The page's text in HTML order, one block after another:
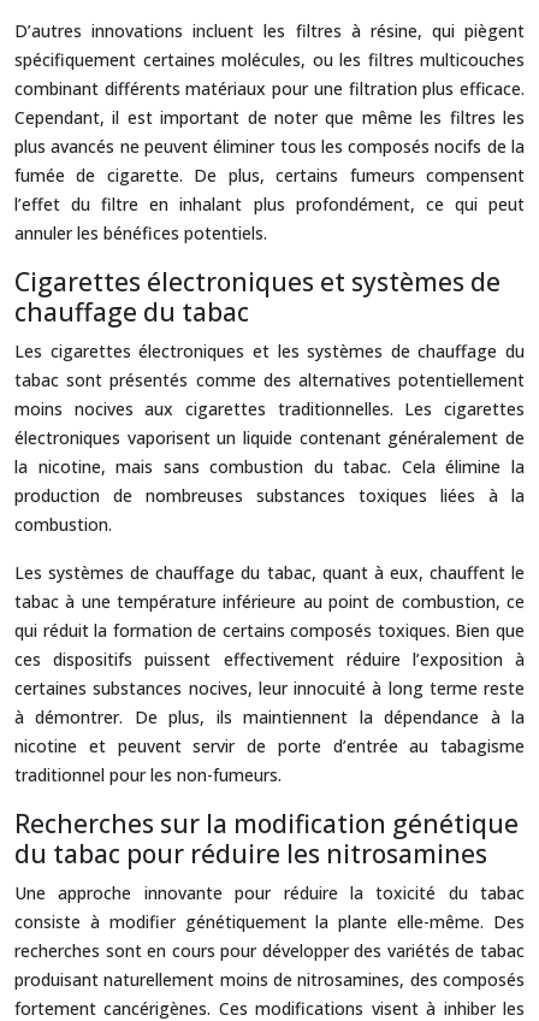
D’autres innovations incluent les filtres à résine, qui piègent
spécifiquement certaines molécules, ou les filtres multicouches
combinant différents matériaux pour une filtration plus efficace.
Cependant, il est important de noter que même les filtres les
plus avancés ne peuvent éliminer tous les composés nocifs de la
fumée de cigarette. De plus, certains fumeurs compensent
l’effet du filtre en inhalant plus profondément, ce qui peut
annuler les bénéfices potentiels.
Cigarettes électroniques et systèmes de
chauffage du tabac
Les cigarettes électroniques et les systèmes de chauffage du
tabac sont présentés comme des alternatives potentiellement
moins nocives aux cigarettes traditionnelles. Les cigarettes
électroniques vaporisent un liquide contenant généralement de
la nicotine, mais sans combustion du tabac. Cela élimine la
production de nombreuses substances toxiques liées à la
combustion.
Les systèmes de chauffage du tabac, quant à eux, chauffent le
tabac à une température inférieure au point de combustion, ce
qui réduit la formation de certains composés toxiques. Bien que
ces dispositifs puissent effectivement réduire l’exposition à
certaines substances nocives, leur innocuité à long terme reste
à démontrer. De plus, ils maintiennent la dépendance à la
nicotine et peuvent servir de porte d’entrée au tabagisme
traditionnel pour les non-fumeurs.
Recherches sur la modification génétique
du tabac pour réduire les nitrosamines
Une approche innovante pour réduire la toxicité du tabac
consiste à modifier génétiquement la plante elle-même. Des
recherches sont en cours pour développer des variétés de tabac
produisant naturellement moins de nitrosamines, des composés
fortement cancérigènes. Ces modifications visent à inhiber les